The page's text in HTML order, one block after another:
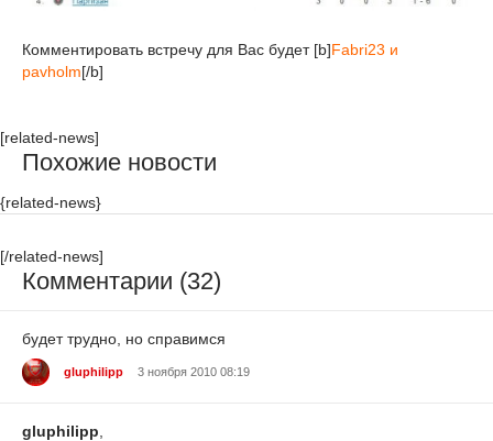
Комментировать встречу для Вас будет [b]Fabri23 и
pavholm[/b]
[related-news]
Похожие новости
{related-news}
[/related-news]
Комментарии (32)
будет трудно, но справимся
gluphilipp 3 ноября 2010 08:19
gluphilipp